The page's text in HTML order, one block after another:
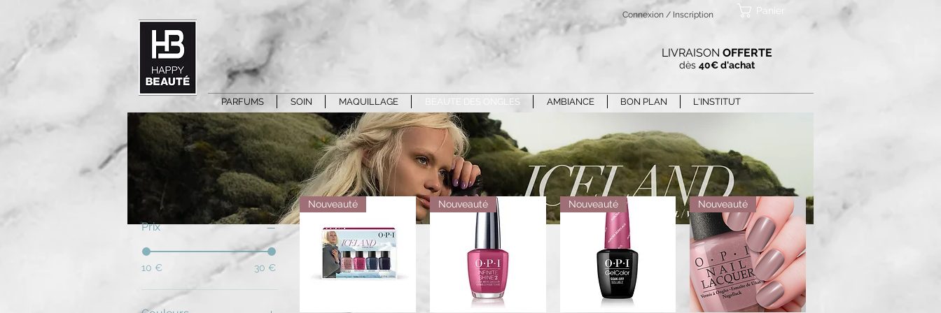
Connexion / Inscription Panier
LIVRAISON OFFERTE
dès 40€ d'achat
PARFUMS SOIN MAQUILLAGE BEAUTE DES ONGLES AMBIANCE BON PLAN L'INSTITUT
Prix
10 € 30 €
Nouveauté Nouveauté Nouveauté Nouveauté